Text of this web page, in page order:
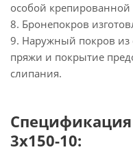
особой крепированной
8. Бронепокров
9. Наружный покров из
пряжи и покрытие
слипания.
3х150-10: